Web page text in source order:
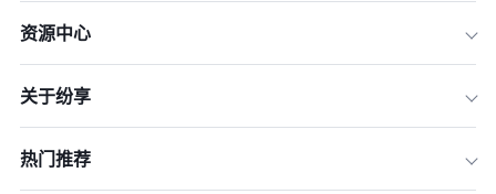
十、维度十：总体拥有成本（TCO）与
资源中心
关于纷享
热门推荐